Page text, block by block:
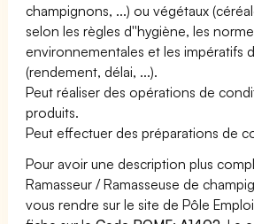
champignons, ...) ou végétaux
selon les règles d''hygiène, les
environnementales et les impératifs
(rendement, délai, ...).
Peut réaliser des opérations de
produits.
Peut effectuer des préparations de
Pour avoir une description plus
Ramasseur / Ramasseuse de
vous rendre sur le site de Pôle